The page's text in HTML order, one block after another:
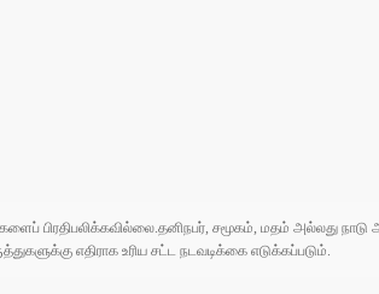
பிரதிபலிக்கவில்லை.தனிநபர், சமூகம், மதம் அல்லது
எதிராக உரிய சட்ட நடவடிக்கை எடுக்கப்படும்.